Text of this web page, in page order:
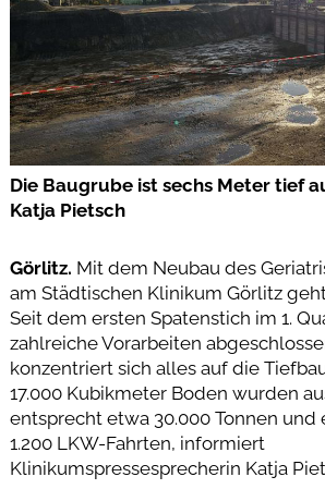
Die Baugrube ist sechs Meter tief
Katja Pietsch
Görlitz. Mit dem Neubau des
am Städtischen Klinikum Görlitz
Seit dem ersten Spatenstich im 1.
zahlreiche Vorarbeiten
konzentriert sich alles auf die
17.000 Kubikmeter Boden wurden
entsprecht etwa 30.000 Tonnen
1.200 LKW-Fahrten, informiert
Klinikumspressesprecherin Katja